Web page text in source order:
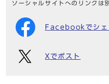
ソーシャルサイトへのリンクは
Facebookでシェ
Xでポスト